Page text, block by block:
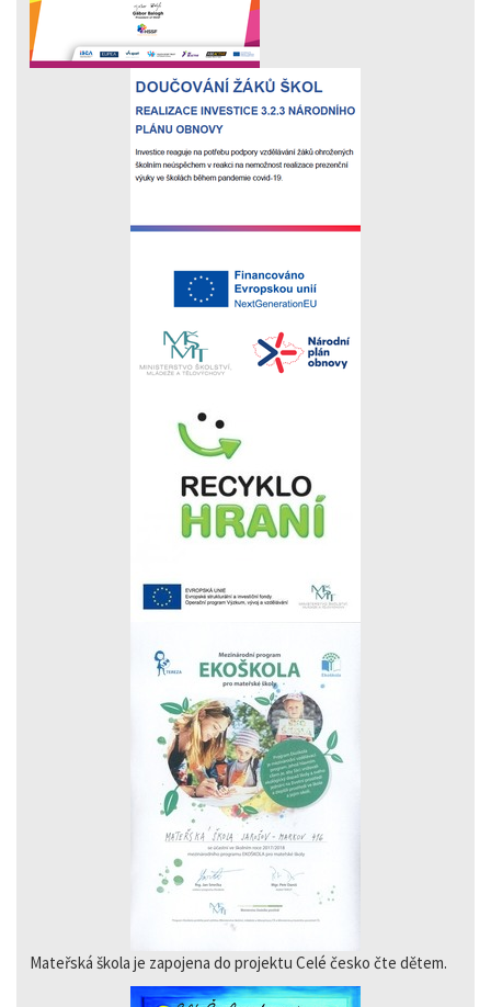
Mateřská škola je zapojena do projektu Celé česko čte dětem.